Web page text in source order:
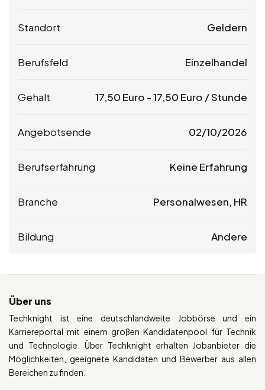
Standort Geldern
Berufsfeld Einzelhandel
Gehalt 17,50 Euro -17,50 Euro / Stunde
Angebotsende 02/10/2026
Berufserfahrung Keine Erfahrung
Branche Personalwesen, HR
Bildung Andere
Über uns
Techknight ist eine deutschlandweite Jobbörse und ein
Karriereportal mit einem großen Kandidatenpool für Technik
und Technologie. Über Techknight erhalten Jobanbieter die
Möglichkeiten, geeignete Kandidaten und Bewerber aus allen
Bereichen zu finden.